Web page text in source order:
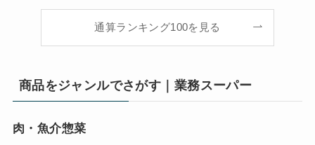
通算ランキング100を見る
商品をジャンルでさがす｜業務スーパー
肉・魚介惣菜